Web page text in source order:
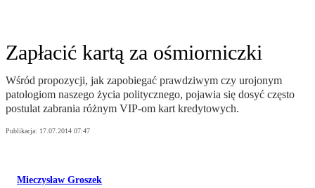
Zapłacić kartą za ośmiorniczki
Wśród propozycji, jak zapobiegać prawdziwym czy urojonym
patologiom naszego życia politycznego, pojawia się dosyć często
postulat zabrania różnym VIP-om kart kredytowych.
Publikacja: 17.07.2014 07:47
Mieczysław Groszek